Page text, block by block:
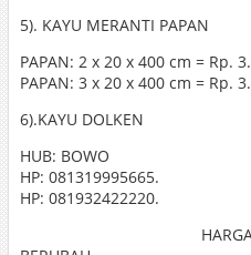
5). KAYU MERANTI PAPAN
PAPAN: 2 x 20 x 400 cm = Rp.
PAPAN: 3 x 20 x 400 cm = Rp.
6).KAYU DOLKEN
HUB: BOWO
HP: 081319995665.
HP: 081932422220.
HARGA